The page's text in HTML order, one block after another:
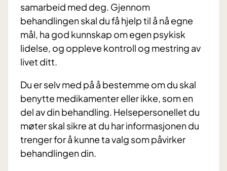
samarbeid med deg. Gjennom
behandlingen skal du få hjelp til å nå egne
mål, ha god kunnskap om egen psykisk
lidelse, og oppleve kontroll og mestring av
livet ditt.
Du er selv med på å bestemme om du skal
benytte medikamenter eller ikke, som en
del av din behandling. Helsepersonellet du
møter skal sikre at du har informasjonen du
trenger for å kunne ta valg som påvirker
behandlingen din.